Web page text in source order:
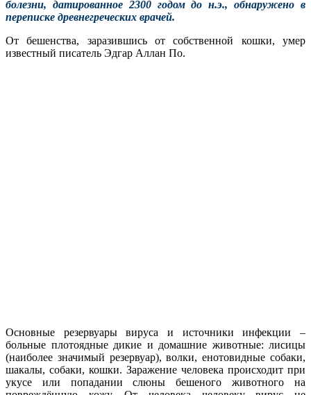
болезни, датированное 2300 годом до н.э., обнаружено в
переписке древнегреческих врачей.
От бешенства, заразившись от собственной кошки, умер
известный писатель Эдгар Аллан По.
Основные резервуары вируса и источники инфекции –
больные плотоядные дикие и домашние животные: лисицы
(наиболее значимый резервуар), волки, енотовидные собаки,
шакалы, собаки, кошки. Заражение человека происходит при
укусе или попадании слюны бешеного животного на